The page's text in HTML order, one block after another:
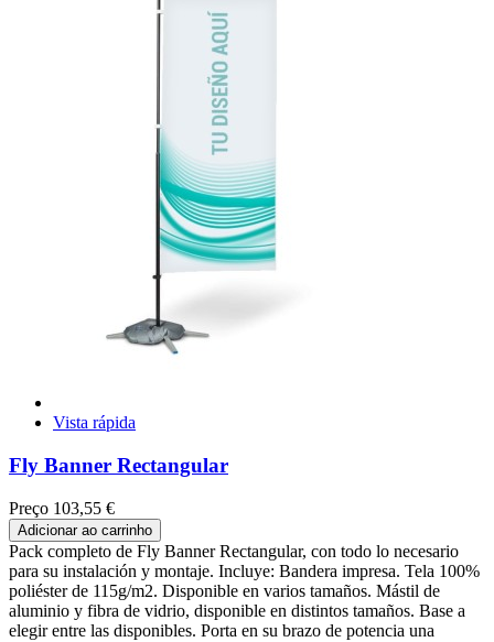
Vista rápida
Fly Banner Rectangular
Preço 103,55 €
Adicionar ao carrinho
Pack completo de Fly Banner Rectangular, con todo lo necesario
para su instalación y montaje. Incluye: Bandera impresa. Tela 100%
poliéster de 115g/m2. Disponible en varios tamaños. Mástil de
aluminio y fibra de vidrio, disponible en distintos tamaños. Base a
elegir entre las disponibles. Porta en su brazo de potencia una